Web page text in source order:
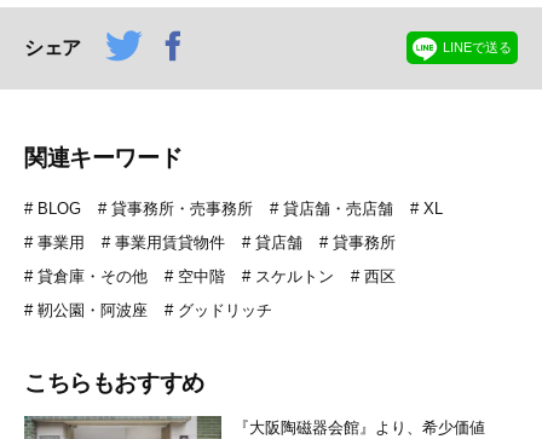
シェア LINEで送る
関連キーワード
BLOG 貸事務所・売事務所 貸店舗・売店舗
XL
事業用
事業用賃貸物件 貸店舗
貸事務所
貸倉庫・その他
空中階 スケルトン
西区
靭公園・阿波座
グッドリッチ
こちらもおすすめ
『大阪陶磁器会館』より、希少価値